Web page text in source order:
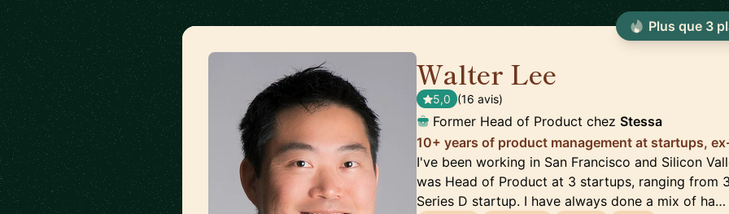
Walter Lee
5,0 (16 avis)
Former Head of Product chez Stessa
10+ years of product management at startups,
I've been working in San Francisco and Silicon
was Head of Product at 3 startups, ranging from
Series D startup. I have always done a mix of ha…
Plus que 3